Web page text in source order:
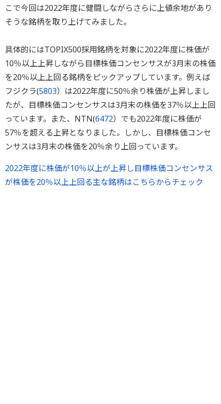
こで今回は2022年度に健闘しながらさらに上値余地があり
そうな銘柄を取り上げてみました。
具体的にはTOPIX500採用銘柄を対象に2022年度に株価が
10％以上上昇しながら目標株価コンセンサスが3月末の株価
を20％以上上回る銘柄をピックアップしています。例えば
フジクラ(5803）は2022年度に50％余り株価が上昇しまし
たが、目標株価コンセンサスは3月末の株価を37％以上上回
っています。また、NTN(6472）でも2022年度に株価が
57％を超える上昇となりました。しかし、目標株価コンセ
ンサスは3月末の株価を20％余り上回っています。
2022年度に株価が10％以上が上昇し目標株価コンセンサス
が株価を20％以上上回る主な銘柄はこちらからチェック